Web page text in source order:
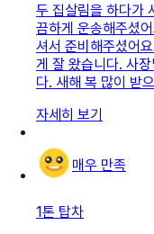
두 집살림을 하다가
끔하게 운송해주셨
셔서 준비해주셨어
게 잘 왔습니다. 사
다. 새해 복 많이 받
자세히 보기
매우 만족
1톤 탑차